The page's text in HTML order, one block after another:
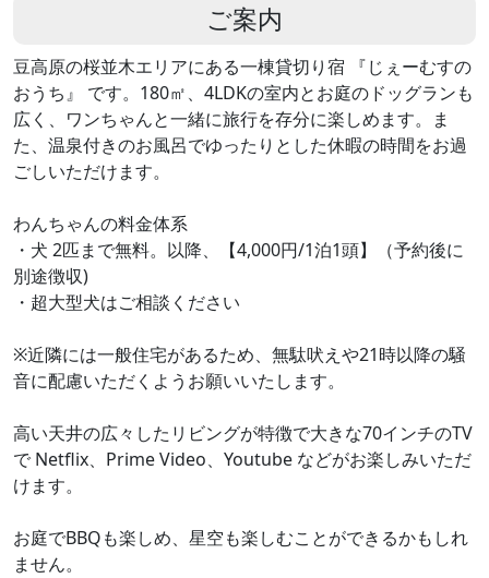
ご案内
豆高原の桜並木エリアにある一棟貸切り宿 『じぇーむすの
おうち』 です。180㎡、4LDKの室内とお庭のドッグランも
広く、ワンちゃんと一緒に旅行を存分に楽しめます。ま
た、温泉付きのお風呂でゆったりとした休暇の時間をお過
ごしいただけます。
わんちゃんの料金体系
・犬 2匹まで無料。以降、【4,000円/1泊1頭】（予約後に
別途徴収)
・超大型犬はご相談ください
※近隣には一般住宅があるため、無駄吠えや21時以降の騒
音に配慮いただくようお願いいたします。
高い天井の広々したリビングが特徴で大きな70インチのTV
で Netflix、Prime Video、Youtube などがお楽しみいただ
けます。
お庭でBBQも楽しめ、星空も楽しむことができるかもしれ
ません。